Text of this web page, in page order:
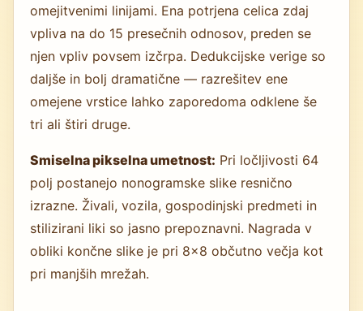
omejitvenimi linijami. Ena potrjena celica zdaj
vpliva na do 15 presečnih odnosov, preden se
njen vpliv povsem izčrpa. Dedukcijske verige so
daljše in bolj dramatične — razrešitev ene
omejene vrstice lahko zaporedoma odklene še
tri ali štiri druge.
Smiselna pikselna umetnost: Pri ločljivosti 64
polj postanejo nonogramske slike resnično
izrazne. Živali, vozila, gospodinjski predmeti in
stilizirani liki so jasno prepoznavni. Nagrada v
obliki končne slike je pri 8×8 občutno večja kot
pri manjših mrežah.